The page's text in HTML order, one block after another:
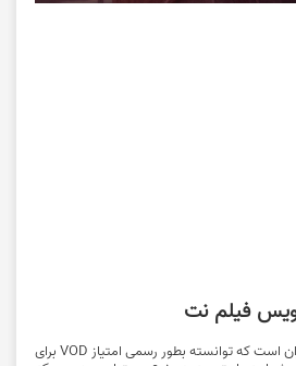
فیلم نت
فیلم نت اولین پلتفرمی در ایران است که توانسته بطور رسمی امتیاز VOD برای